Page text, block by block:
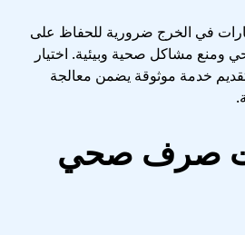
في الخرج ضرورية للحفاظ على
مشاكل صحية وبيئية. اختيار
خدمة موثوقة يضمن معالجة
صرف صحي